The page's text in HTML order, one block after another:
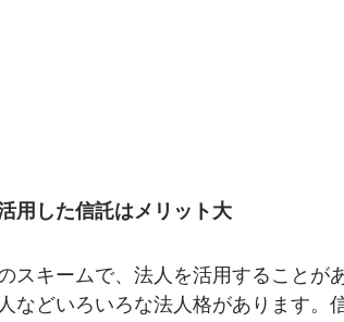
用した信託はメリット大
スキームで、法人を活用することが
などいろいろな法人格があります。